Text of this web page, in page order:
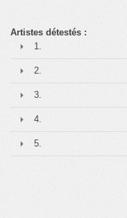
Artistes détestés :
1.
2.
3.
4.
5.